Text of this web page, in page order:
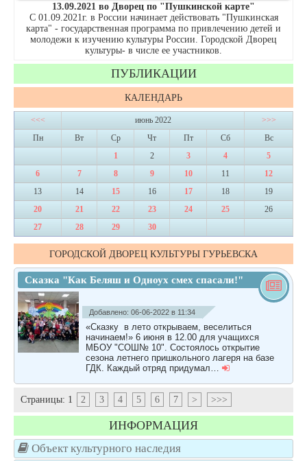
13.09.2021 во Дворец по "Пушкинской карте"
С 01.09.2021г. в России начинает действовать "Пушкинская
карта" - государственная программа по привлечению детей и
молодежи к изучению культуры России. Городской Дворец
культуры- в числе ее участников.
ПУБЛИКАЦИИ
КАЛЕНДАРЬ
<<< июнь 2022
>>>
Пн
Вт Ср Чт Пт Сб
Вс
1
2 3 4
5
6
7 8 9 10 11
12
13
14 15 16 17 18
19
20
21 22 23 24 25
26
27
28 29 30
ГОРОДСКОЙ ДВОРЕЦ КУЛЬТУРЫ ГУРЬЕВСКА
Сказка "Как Беляш и Одноух смех спасали!"
Добавлено: 06-06-2022 в 11:34
«Сказку в лето открываем, веселиться
начинаем!» 6 июня в 12.00 для учащихся
МБОУ "СОШ№ 10". Состоялось открытие
сезона летнего пришкольного лагеря на базе
ГДК. Каждый отряд придумал…
Страницы: 1 2 3 4 5 6 7 > >>>
ИНФОРМАЦИЯ
Объект культурного наследия